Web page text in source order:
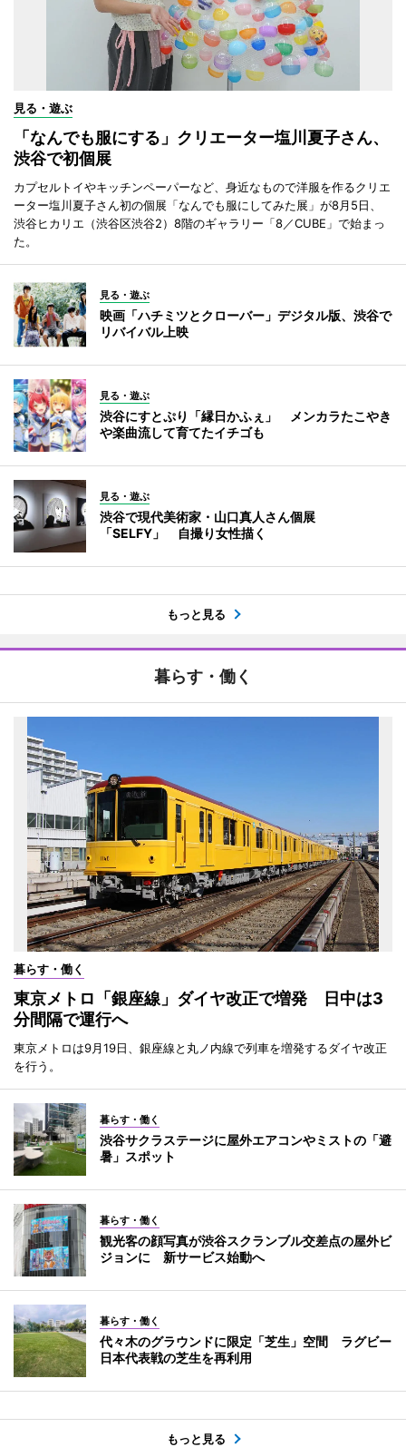
見る・遊ぶ
「なんでも服にする」クリエーター塩川夏子さん、
渋谷で初個展
カプセルトイやキッチンペーパーなど、身近なもので洋服を作るクリエ
ーター塩川夏子さん初の個展「なんでも服にしてみた展」が8月5日、
渋谷ヒカリエ（渋谷区渋谷2）8階のギャラリー「8／CUBE」で始まっ
た。
見る・遊ぶ
映画「ハチミツとクローバー」デジタル版、渋谷で
リバイバル上映
見る・遊ぶ
渋谷にすとぷり「縁日かふぇ」 メンカラたこやき
や楽曲流して育てたイチゴも
見る・遊ぶ
渋谷で現代美術家・山口真人さん個展
「SELFY」 自撮り女性描く
もっと見る
暮らす・働く
暮らす・働く
東京メトロ「銀座線」ダイヤ改正で増発 日中は3
分間隔で運行へ
東京メトロは9月19日、銀座線と丸ノ内線で列車を増発するダイヤ改正
を行う。
暮らす・働く
渋谷サクラステージに屋外エアコンやミストの「避
暑」スポット
暮らす・働く
観光客の顔写真が渋谷スクランブル交差点の屋外ビ
ジョンに 新サービス始動へ
暮らす・働く
代々木のグラウンドに限定「芝生」空間 ラグビー
日本代表戦の芝生を再利用
もっと見る